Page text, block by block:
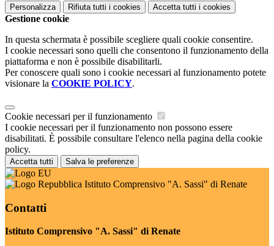
Personalizza Rifiuta tutti i cookies Accetta tutti i cookies
Gestione cookie
In questa schermata è possibile scegliere quali cookie consentire.
I cookie necessari sono quelli che consentono il funzionamento della
piattaforma e non è possibile disabilitarli.
Per conoscere quali sono i cookie necessari al funzionamento potete
visionare la COOKIE POLICY.
Cookie necessari per il funzionamento
I cookie necessari per il funzionamento non possono essere
disabilitati. È possibile consultare l'elenco nella pagina della cookie
policy.
Accetta tutti Salva le preferenze
Istituto Comprensivo "A. Sassi" di Renate
Contatti
Istituto Comprensivo "A. Sassi" di Renate